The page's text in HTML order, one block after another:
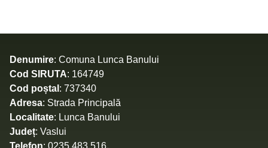
Denumire: Comuna Lunca Banului
Cod SIRUTA: 164749
Cod poștal : 737340
Adresa: Strada Principală
Localitate: Lunca Banului
Județ: Vaslui
Telefon: 0235 483.516,